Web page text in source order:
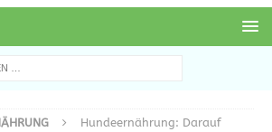
Hundeernährung: Darauf